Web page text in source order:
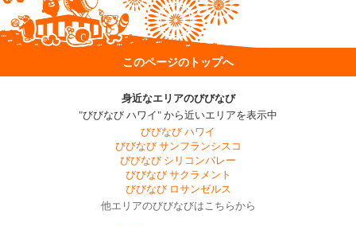
このページのトップへ
身近なエリアのびびなび
"びびなび ハワイ" から近いエリアを表示中
びびなび ハワイ
びびなび サンフランシスコ
びびなび シリコンバレー
びびなび サクラメント
びびなび ロサンゼルス
他エリアのびびなびはこちらから